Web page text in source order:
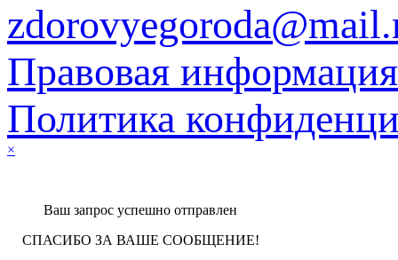
Правовая информация
Политика
×
Ваш запрос успешно отправлен
СПАСИБО ЗА ВАШЕ СООБЩЕНИЕ!